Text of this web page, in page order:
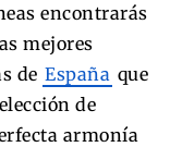
encontrarás
mejores
de España que
de
armonía